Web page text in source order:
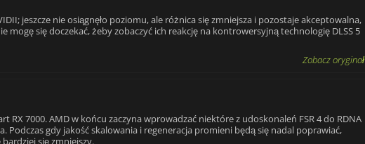
jeszcze nie osiągnęło poziomu, ale różnica się zmniejsza i pozostaje akceptowalna,
mogę się doczekać, żeby zobaczyć ich reakcję na kontrowersyjną technologię DLSS 5
Zobacz oryginał
RX 7000. AMD w końcu zaczyna wprowadzać niektóre z udoskonaleń FSR 4 do RDNA
Podczas gdy jakość skalowania i regeneracja promieni będą się nadal poprawiać,
się zmniejszy.